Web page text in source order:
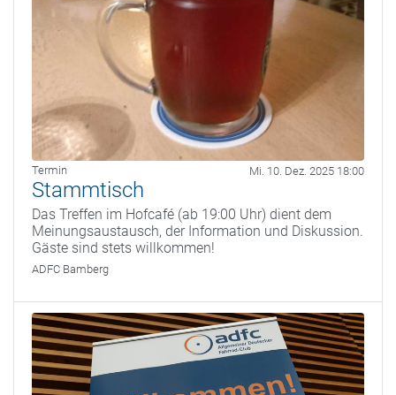
Termin Mi. 10. Dez. 2025 18:00
Stammtisch
Das Treffen im Hofcafé (ab 19:00 Uhr) dient dem
Meinungsaustausch, der Information und Diskussion.
Gäste sind stets willkommen!
ADFC Bamberg